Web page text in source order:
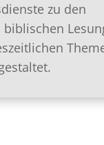
zu den